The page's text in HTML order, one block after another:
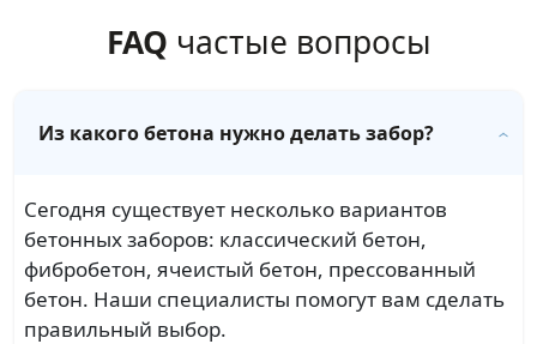
FAQ частые вопросы
Из какого бетона нужно делать забор?
Сегодня существует несколько вариантов
бетонных заборов: классический бетон,
фибробетон, ячеистый бетон, прессованный
бетон. Наши специалисты помогут вам сделать
правильный выбор.